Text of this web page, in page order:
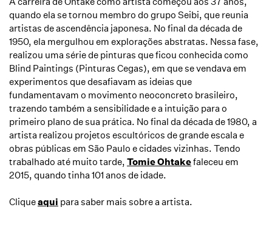
quando ela se tornou membro do grupo Seibi, que reunia
artistas de ascendência japonesa. No final da década de
1950, ela mergulhou em explorações abstratas. Nessa fase,
realizou uma série de pinturas que ficou conhecida como
Blind Paintings (Pinturas Cegas), em que se vendava em
experimentos que desafiavam as ideias que
fundamentavam o movimento neoconcreto brasileiro,
trazendo também a sensibilidade e a intuição para o
primeiro plano de sua prática. No final da década de 1980, a
artista realizou projetos escultóricos de grande escala e
obras públicas em São Paulo e cidades vizinhas. Tendo
trabalhado até muito tarde, Tomie Ohtakefaleceu em
2015, quando tinha 101 anos de idade.
Cliqueaqui para saber mais sobre a artista.